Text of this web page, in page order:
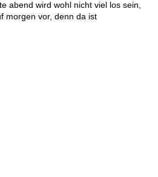
abend wird wohl nicht viel los sein,
morgen vor, denn da ist